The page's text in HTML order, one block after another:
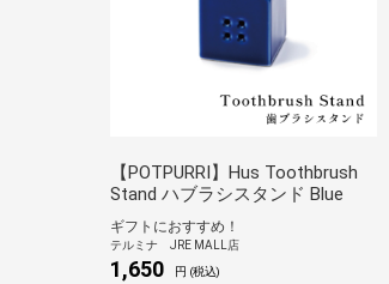
【POTPURRI】Hus Toothbrush
Stand ハブラシスタンド Blue
ギフトにおすすめ！
テルミナ JRE MALL店
1,650 円 (税込)